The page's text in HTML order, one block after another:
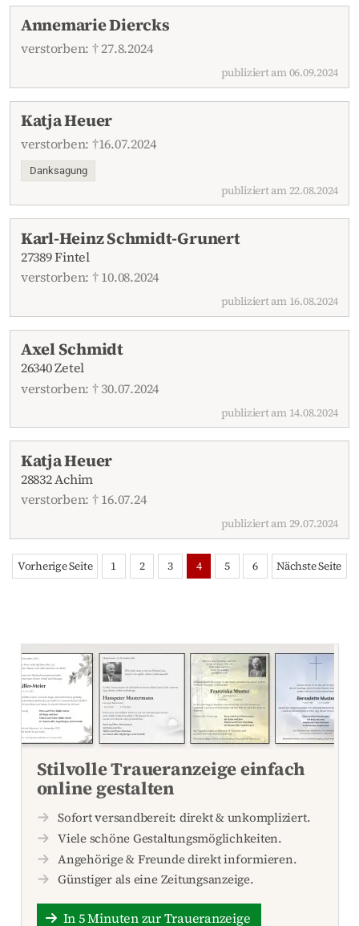
Annemarie Diercks
verstorben: † 27.8.2024
publiziert am 06.09.2024
Katja Heuer
verstorben: †16.07.2024
Danksagung
publiziert am 22.08.2024
Karl-Heinz Schmidt-Grunert
27389 Fintel
verstorben: † 10.08.2024
publiziert am 16.08.2024
Axel Schmidt
26340 Zetel
verstorben: † 30.07.2024
publiziert am 14.08.2024
Katja Heuer
28832 Achim
verstorben: † 16.07.24
publiziert am 29.07.2024
Vorherige Seite 1 2 3 4 5 6 Nächste Seite
Stilvolle Traueranzeige einfach
online gestalten
Sofort versandbereit: direkt & unkompliziert.
Viele schöne Gestaltungsmöglichkeiten.
Angehörige & Freunde direkt informieren.
Günstiger als eine Zeitungsanzeige.
In 5 Minuten zur Traueranzeige